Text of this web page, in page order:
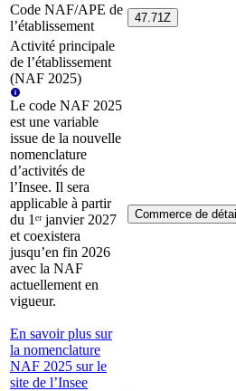
Code NAF/APE de
l’établissement
47.71Z
Activité principale
de l’établissement
(NAF 2025)
Le code NAF 2025
est une variable
issue de la nouvelle
nomenclature
d’activités de
l’Insee. Il sera
applicable à partir
du 1ᵉʳ janvier 2027
et coexistera
jusqu’en fin 2026
avec la NAF
actuellement en
vigueur.
En savoir plus sur
la nomenclature
NAF 2025 sur le
site de l’Insee
Commerce de